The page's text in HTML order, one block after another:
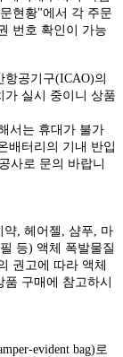
현황"에서 각 주문
번호 확인이 가능
공기구(ICAO)의
가 실시 중이니 상품
서는 휴대가 불가
배터리의 기내 반입
사로 문의 바랍니
약, 헤어젤, 샴푸, 마
등) 액체 폭발물질
권고에 따라 액체
구매에 참고하시
evident bag)로